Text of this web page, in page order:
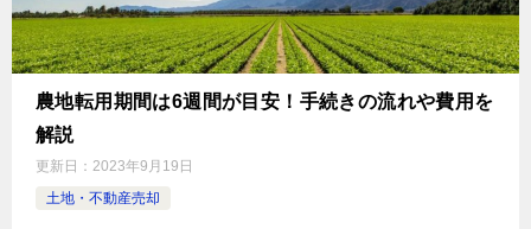
農地転用期間は6週間が目安！手続きの流れや費用を
解説
更新日： 2023年9月19日
土地・不動産売却